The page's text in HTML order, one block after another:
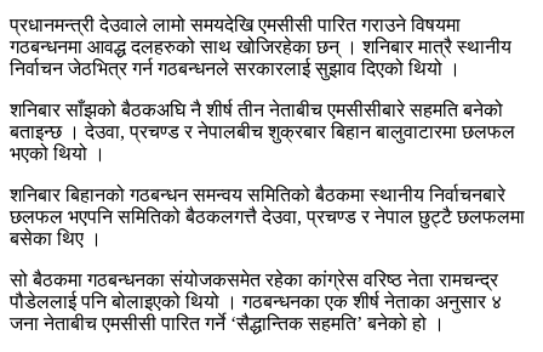
प्रधानमन्त्री देउवाले लामो समयदेखि एमसीसी पारित गराउने विषयमा
गठबन्धनमा आवद्ध दलहरुको साथ खोजिरहेका छन् । शनिबार मात्रै स्थानीय
निर्वाचन जेठभित्र गर्न गठबन्धनले सरकारलाई सुझाव दिएको थियो ।
शनिबार साँझको बैठकअघि नै शीर्ष तीन नेताबीच एमसीसीबारे सहमति बनेको
बताइन्छ । देउवा, प्रचण्ड र नेपालबीच शुक्रबार बिहान बालुवाटारमा छलफल
भएको थियो ।
शनिबार बिहानको गठबन्धन समन्वय समितिको बैठकमा स्थानीय निर्वाचनबारे
छलफल भएपनि समितिको बैठकलगत्तै देउवा, प्रचण्ड र नेपाल छुट्टै छलफलमा
बसेका थिए ।
सो बैठकमा गठबन्धनका संयोजकसमेत रहेका कांग्रेस वरिष्ठ नेता रामचन्द्र
पौडेललाई पनि बोलाइएको थियो । गठबन्धनका एक शीर्ष नेताका अनुसार ४
जना नेताबीच एमसीसी पारित गर्ने ‘सैद्धान्तिक सहमति’ बनेको हो ।